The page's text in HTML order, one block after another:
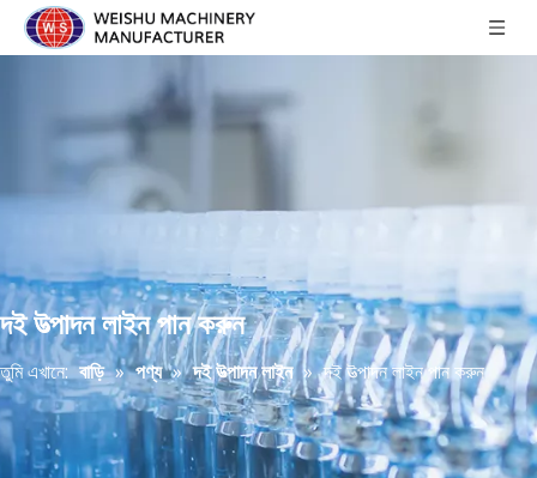
দই উত্পাদন লাইন পান করুন
তুমি এখানে: বাড়ি » পণ্য » দই উত্পাদন লাইন » দই উত্পাদন লাইন পান করুন